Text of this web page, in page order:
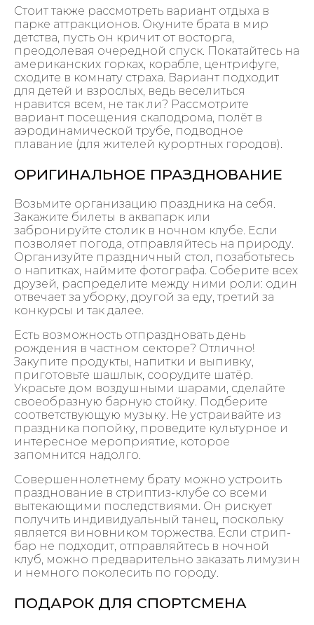
Стоит также рассмотреть вариант отдыха в
парке аттракционов. Окуните брата в мир
детства, пусть он кричит от восторга,
преодолевая очередной спуск. Покатайтесь на
американских горках, корабле, центрифуге,
сходите в комнату страха. Вариант подходит
для детей и взрослых, ведь веселиться
нравится всем, не так ли? Рассмотрите
вариант посещения скалодрома, полёт в
аэродинамической трубе, подводное
плавание (для жителей курортных городов).
ОРИГИНАЛЬНОЕ ПРАЗДНОВАНИЕ
Возьмите организацию праздника на себя.
Закажите билеты в аквапарк или
забронируйте столик в ночном клубе. Если
позволяет погода, отправляйтесь на природу.
Организуйте праздничный стол, позаботьтесь
о напитках, наймите фотографа. Соберите всех
друзей, распределите между ними роли: один
отвечает за уборку, другой за еду, третий за
конкурсы и так далее.
Есть возможность отпраздновать день
рождения в частном секторе? Отлично!
Закупите продукты, напитки и выпивку,
приготовьте шашлык, соорудите шатёр.
Украсьте дом воздушными шарами, сделайте
своеобразную барную стойку. Подберите
соответствующую музыку. Не устраивайте из
праздника попойку, проведите культурное и
интересное мероприятие, которое
запомнится надолго.
Совершеннолетнему брату можно устроить
празднование в стриптиз-клубе со всеми
вытекающими последствиями. Он рискует
получить индивидуальный танец, поскольку
является виновником торжества. Если стрип-
бар не подходит, отправляйтесь в ночной
клуб, можно предварительно заказать лимузин
и немного поколесить по городу.
ПОДАРОК ДЛЯ СПОРТСМЕНА